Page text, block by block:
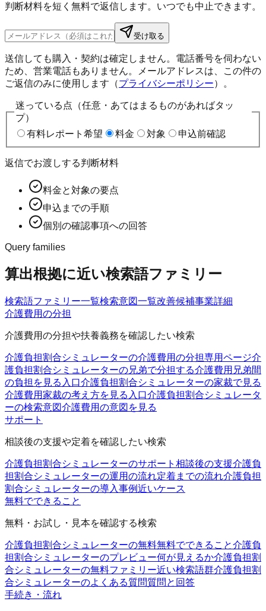
判断材料を短く無料で返信します。いつでも中止できます。
受け取る
送信しても購入・契約は確定しません。電話番号を伺わない
ため、営業電話もありません。メールアドレスは、この件の
ご返信のみに使用します（プライバシーポリシー）。
迷っている点（任意・あてはまるものがあればタッ
プ）
有料レポート希望
料金 対象 申込前確認
返信でお渡しする判断材料
料金と対象の要点
申込までの手順
個別の確認事項への回答
Query families
算出根拠に近い検索語ファミリー
検索語ファミリー一覧検索意図一覧改善候補事業詳細
介護費用の分担
介護費用の分担や扶養義務を確認したい検索
介護負担割合シミュレーターの介護費用の分担専用ページ介
護負担割合シミュレーターの兄弟で分担する介護費用 兄弟間
の負担を見る入口介護負担割合シミュレーターの家裁で見る
介護費用家裁の考え方を見る入口介護負担割合シミュレータ
ーの検索意図介護費用の意図を見る
サポート
相談後の支援や定着を確認したい検索
介護負担割合シミュレーターのサポート 相談後の支援介護負
担割合シミュレーターの運用の流れ定着までの流れ介護負担
割合シミュレーターの導入事例近いケース
無料でできること
無料・お試し・見本を確認する検索
介護負担割合シミュレーターの無料無料でできること介護負
担割合シミュレーターのプレビュー何が見えるか介護負担割
合シミュレーターの無料ファミリー近い検索語群介護負担割
合シミュレーターのよくある質問質問と回答
手続き・流れ